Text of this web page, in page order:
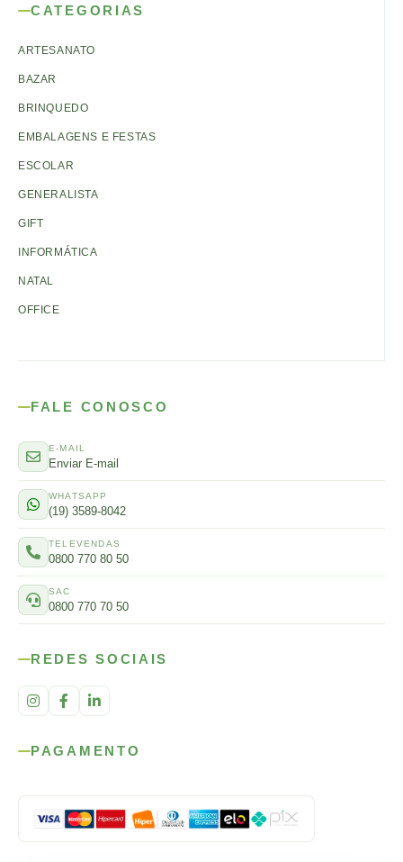
CATEGORIAS
ARTESANATO
BAZAR
BRINQUEDO
EMBALAGENS E FESTAS
ESCOLAR
GENERALISTA
GIFT
INFORMÁTICA
NATAL
OFFICE
FALE CONOSCO
E-MAIL
Enviar E-mail
WHATSAPP
(19) 3589-8042
TELEVENDAS
0800 770 80 50
SAC
0800 770 70 50
REDES SOCIAIS
PAGAMENTO